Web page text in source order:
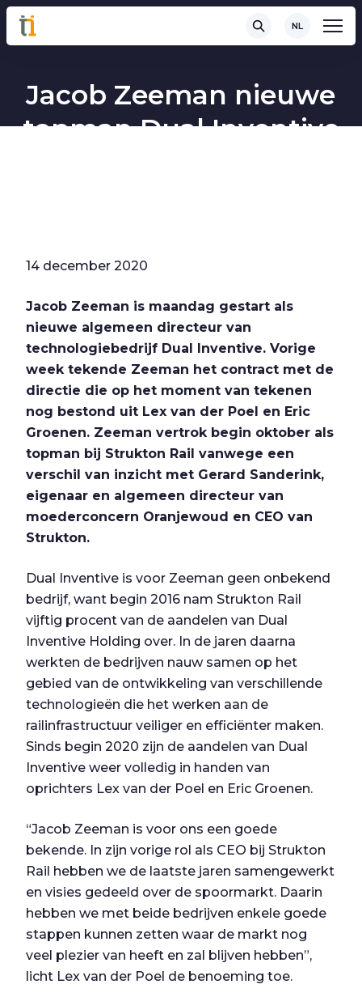
NL
Jacob Zeeman nieuwe
topman Dual Inventive
14 december 2020
Jacob Zeeman is maandag gestart als
nieuwe algemeen directeur van
technologiebedrijf Dual Inventive. Vorige
week tekende Zeeman het contract met de
directie die op het moment van tekenen
nog bestond uit Lex van der Poel en Eric
Groenen. Zeeman vertrok begin oktober als
topman bij Strukton Rail vanwege een
verschil van inzicht met Gerard Sanderink,
eigenaar en algemeen directeur van
moederconcern Oranjewoud en CEO van
Strukton.
Dual Inventive is voor Zeeman geen onbekend
bedrijf, want begin 2016 nam Strukton Rail
vijftig procent van de aandelen van Dual
Inventive Holding over. In de jaren daarna
werkten de bedrijven nauw samen op het
gebied van de ontwikkeling van verschillende
technologieën die het werken aan de
railinfrastructuur veiliger en efficiënter maken.
Sinds begin 2020 zijn de aandelen van Dual
Inventive weer volledig in handen van
oprichters Lex van der Poel en Eric Groenen.
“Jacob Zeeman is voor ons een goede
bekende. In zijn vorige rol als CEO bij Strukton
Rail hebben we de laatste jaren samengewerkt
en visies gedeeld over de spoormarkt. Daarin
hebben we met beide bedrijven enkele goede
stappen kunnen zetten waar de markt nog
veel plezier van heeft en zal blijven hebben”,
licht Lex van der Poel de benoeming toe.